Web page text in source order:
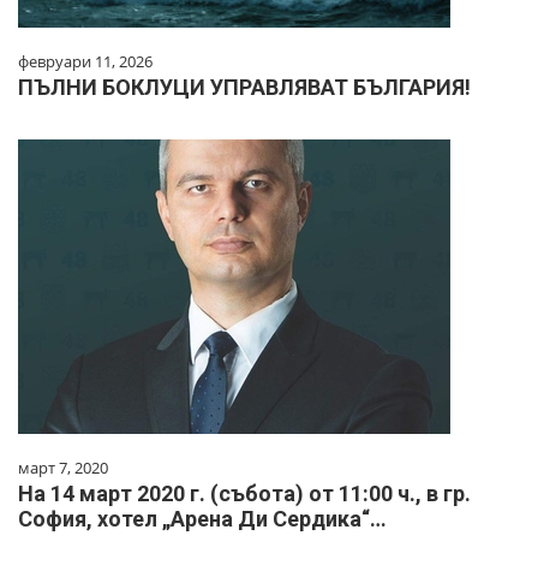
февруари 11, 2026
ПЪЛНИ БОКЛУЦИ УПРАВЛЯВАТ БЪЛГАРИЯ!
март 7, 2020
На 14 март 2020 г. (събота) от 11:00 ч., в гр.
София, хотел „Арена Ди Сердика“…